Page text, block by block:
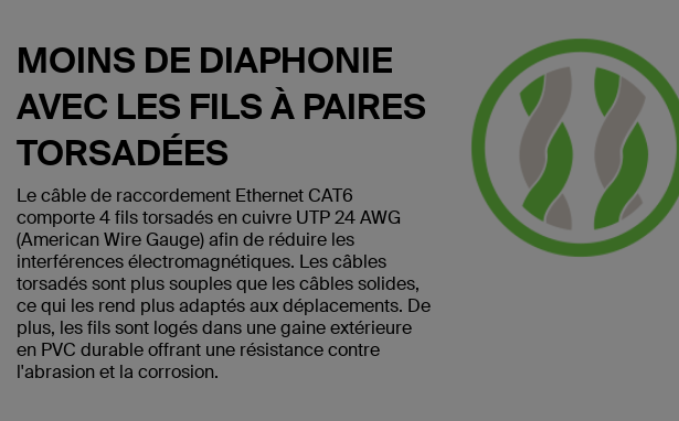
MOINS DE DIAPHONIE
AVEC LES FILS À PAIRES
TORSADÉES
Le câble de raccordement Ethernet CAT6
comporte 4 fils torsadés en cuivre UTP 24 AWG
(American Wire Gauge) afin de réduire les
interférences électromagnétiques. Les câbles
torsadés sont plus souples que les câbles solides,
ce qui les rend plus adaptés aux déplacements. De
plus, les fils sont logés dans une gaine extérieure
en PVC durable offrant une résistance contre
l'abrasion et la corrosion.